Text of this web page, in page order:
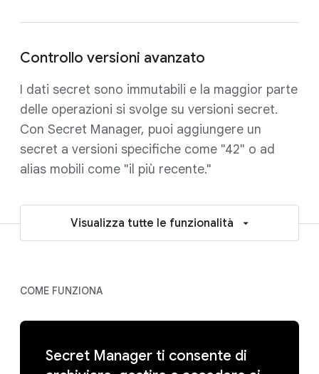
Controllo versioni avanzato
I dati secret sono immutabili e la maggior parte
delle operazioni si svolge su versioni secret.
Con Secret Manager, puoi aggiungere un
secret a versioni specifiche come "42" o ad
alias mobili come "il più recente."
Visualizza tutte le funzionalità
COME FUNZIONA
Secret Manager ti consente di